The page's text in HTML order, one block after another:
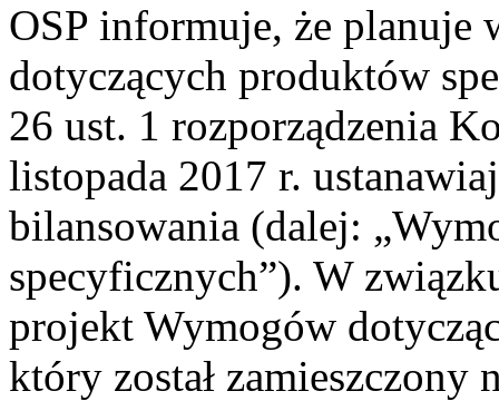
OSP informuje, że planuje
dotyczących produktów
26 ust. 1 rozporządzenia
listopada 2017 r.
bilansowania (dalej:
specyficznych”). W
projekt Wymogów
który został zamieszczony